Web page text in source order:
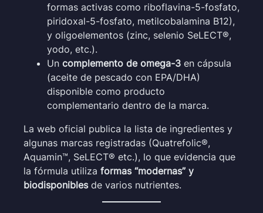
formas activas como riboflavina-5-fosfato,
piridoxal-5-fosfato, metilcobalamina B12),
y oligoelementos (zinc, selenio SeLECT®,
yodo, etc.).
Un complemento de omega-3 en cápsula
(aceite de pescado con EPA/DHA)
disponible como producto
complementario dentro de la marca.
La web oficial publica la lista de ingredientes y
algunas marcas registradas (Quatrefolic®,
Aquamin™, SeLECT® etc.), lo que evidencia que
la fórmula utiliza formas “modernas” y
biodisponiblesde varios nutrientes.